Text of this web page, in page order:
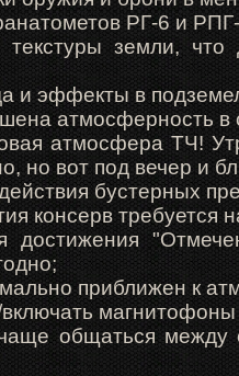
РГ-6 и
земли, что
и эффекты в
атмосферность в
атмосфера ТЧ!
но вот под вечер и
бустерных
консерв требуется
достижения
приближен к
магнитофоны
общаться